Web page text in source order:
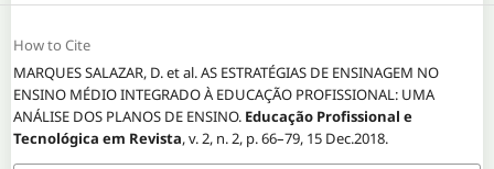
How to Cite
MARQUES SALAZAR, D. et al. AS ESTRATÉGIAS DE ENSINAGEM NO
ENSINO MÉDIO INTEGRADO À EDUCAÇÃO PROFISSIONAL: UMA
ANÁLISE DOS PLANOS DE ENSINO. Educação Profissional e
Tecnológica em Revista, v. 2, n. 2, p. 66–79, 15 Dec.2018.